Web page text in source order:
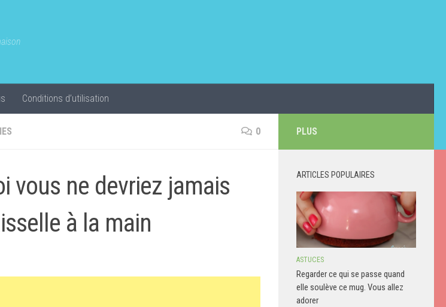
Conditions d’utilisation
0
vous ne devriez jamais
à la main
PLUS
ARTICLES POPULAIRES
ASTUCES
Regarder ce qui se passe quand
elle soulève ce mug. Vous allez
adorer